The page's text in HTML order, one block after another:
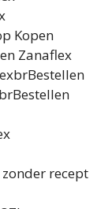
Kopen
Zanaflex
recept